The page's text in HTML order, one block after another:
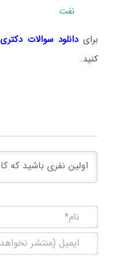
نفت
برایدانلود سوالات دکتری
کنید.